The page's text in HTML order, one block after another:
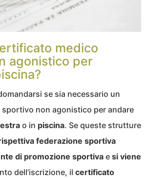
medico
agonistico per
se sia necessario un
non agonistico per andare
o in piscina. Se queste strutture
federazione sportiva
di promozione sportiva e si viene
dell’iscrizione, il certificato